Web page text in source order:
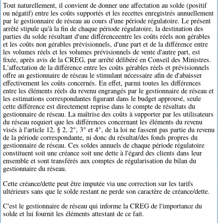
Tout naturellement, il convient de donner une affectation au solde (positif
ou négatif) entre les coûts supportés et les recettes enregistrés annuellement
par le gestionnaire de réseau au cours d'une période régulatoire. Le présent
arrêté stipule qu'à la fin de chaque période régulatoire, la destination des
parties du solde résultant d'une différenceentre les coûts réels non gérables
et les coûts non gérables prévisionnels, d'une part et de la différence entre
les volumes réels et les volumes prévisionnels de vente d'autre part, est
fixée, après avis de la CREG, par arrêté délibéré en Conseil des Ministres.
L'affectation de la différence entre les coûts gérables réels et prévisionnels
offre au gestionnaire de réseau le stimulant nécessaire afin de d'abaisser
effectivement les coûts concernés. En effet, parmi toutes les différences
entre les éléments réels du revenu engrangés par le gestionnaire de réseau et
les estimations correspondantes figurant dans le budget approuvé, seule
cette différence est directement reprise dans le compte de résultats du
gestionnaire de réseau. La maîtrise des coûts à supporter par les utilisateurs
du réseau requiert que les différences concernant les éléments du revenu
visés à l'article 12, § 2, 2°, 3° et 4°, de la loi ne fassent pas partie du revenu
de la période correspondante, ni donc du résultat/des fonds propres du
gestionnaire de réseau. Ces soldes annuels de chaque période régulatoire
constituent soit une créance soit une dette à l'égard des clients dans leur
ensemble et sont transférés aux comptes de régularisation du bilan du
gestionnaire du réseau.
Cette créance/dette peut être imputée via une correction sur les tarifs
ultérieurs sans que le solde restant ne perde son caractère de créance/dette.
C'est le gestionnaire de réseau qui informe la CREG de l'importance du
solde et lui fournit les éléments attestant de ce fait.